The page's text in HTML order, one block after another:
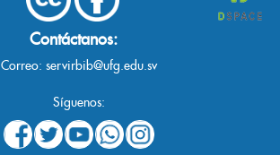
Contáctanos:
Correo: servirbib@ufg.edu.sv
Síguenos: